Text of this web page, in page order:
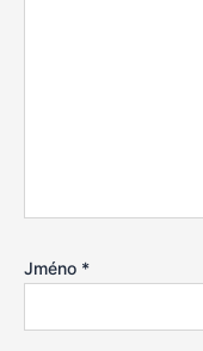
Jméno *